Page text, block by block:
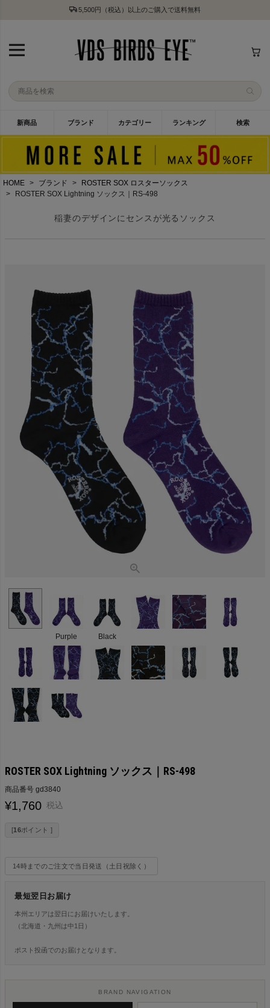
5,500円（税込）以上のご購入で送料無料
新商品 ブランド カテゴリー ランキング 検索
HOME ブランド
ROSTER SOX ロスターソックス
ROSTER SOX Lightning ソックス｜RS-498
稲妻のデザインにセンスが光るソックス
Purple Black
ROSTER SOX Lightning ソックス｜RS-498
商品番号 gd3840
¥1,760 税込
[16ポイント ]
14時までのご注文で当日発送（土日祝除く）
最短翌日お届け
本州エリアは翌日にお届けいたします。
（北海道・九州は中1日）
ポスト投函でのお届けとなります。
BRAND NAVIGATION